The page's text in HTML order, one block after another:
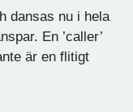
dansas nu i hela
En ’caller’
är en flitigt